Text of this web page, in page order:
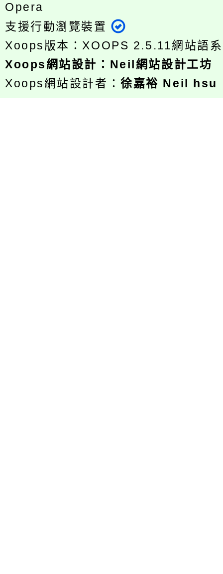
Opera
支援行動瀏覽裝置
Xoops版本： XOOPS 2.5.11網站語
Xoops網站設計 ： Neil網站設計工坊
Xoops網站設計者：徐嘉裕 Neil hsu